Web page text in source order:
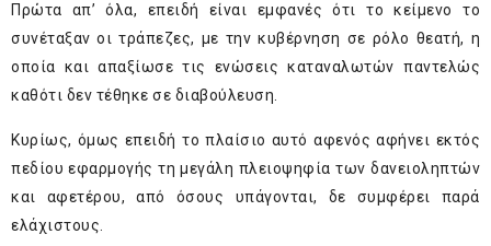
Πρώτα απ’ όλα, επειδή είναι εμφανές ότι το κείμενο το
συνέταξαν οι τράπεζες, με την κυβέρνηση σε ρόλο θεατή, η
οποία και απαξίωσε τις ενώσεις καταναλωτών παντελώς
καθότι δεν τέθηκε σε διαβούλευση.
Κυρίως, όμως επειδή το πλαίσιο αυτό αφενός αφήνει εκτός
πεδίου εφαρμογής τη μεγάλη πλειοψηφία των δανειοληπτών
και αφετέρου, από όσους υπάγονται, δε συμφέρει παρά
ελάχιστους.